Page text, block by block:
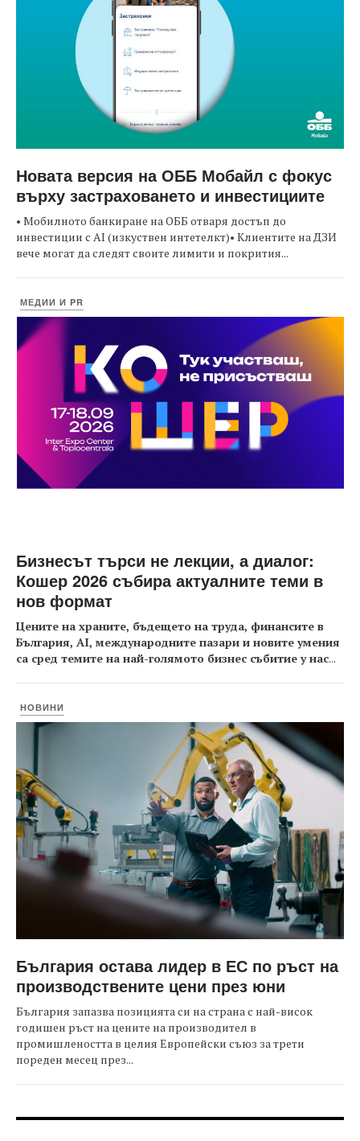
Новата версия на ОББ Мобайл с фокус
върху застраховането и инвестициите
• Мобилното банкиране на ОББ отваря достъп до
инвестиции с AI (изкуствен интетелкт)• Клиентите на ДЗИ
вече могат да следят своите лимити и покрития...
МЕДИИ И PR
Бизнесът търси не лекции, а диалог:
Кошер 2026 събира актуалните теми в
нов формат
Цените на храните, бъдещето на труда, финансите в
България, AI, международните пазари и новите умения
са сред темите на най-голямото бизнес събитие у нас...
НОВИНИ
България остава лидер в ЕС по ръст на
производствените цени през юни
България запазва позицията си на страна с най-висок
годишен ръст на цените на производител в
промишлеността в целия Европейски съюз за трети
пореден месец през...